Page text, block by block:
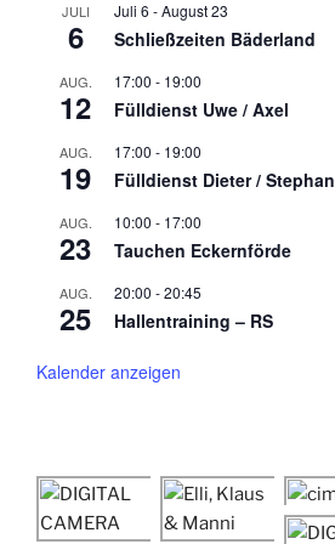
JULI
6
Juli 6 -August 23
Schließzeiten Bäderland
AUG.
12
17:00 - 19:00
Fülldienst Uwe / Axel
AUG.
19
17:00 - 19:00
Fülldienst Dieter / Stephan
AUG.
23
10:00 - 17:00
Tauchen Eckernförde
AUG.
25
20:00 -20:45
Hallentraining – RS
Kalender anzeigen